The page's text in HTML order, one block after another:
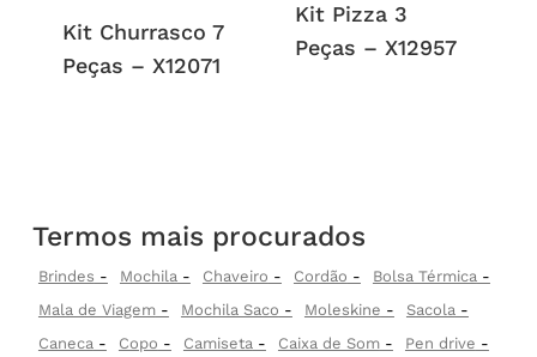
Kit Churrasco 7
Peças – X12071
Kit Pizza 3
Peças – X12957
Termos mais procurados
Brindes Mochila Chaveiro Cordão
Bolsa Térmica
Mala de Viagem
Mochila Saco Moleskine
Sacola
Caneca
Copo Camiseta Caixa de Som
Pen drive